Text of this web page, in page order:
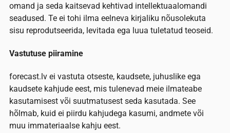
omand ja seda kaitsevad kehtivad intellektuaalomandi
seadused. Te ei tohi ilma eelneva kirjaliku nõusolekuta
sisu reprodutseerida, levitada ega luua tuletatud teoseid.
Vastutuse piiramine
forecast.lv ei vastuta otseste, kaudsete, juhuslike ega
kaudsete kahjude eest, mis tulenevad meie ilmateabe
kasutamisest või suutmatusest seda kasutada. See
hõlmab, kuid ei piirdu kahjudega kasumi, andmete või
muu immateriaalse kahju eest.